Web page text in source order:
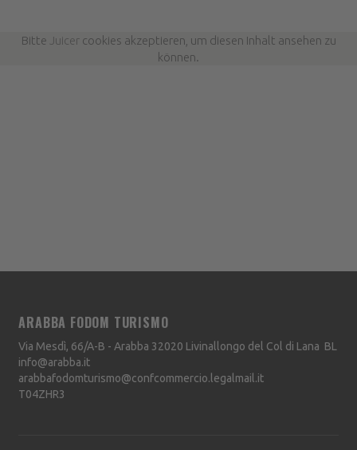
Bitte Juicercookies akzeptieren, um diesen Inhalt ansehen zu
können.
ARABBA FODOM TURISMO
Via Mesdì, 66/A-B - Arabba 32020 Livinallongo del Col di Lana BL
info@arabba.it
arabbafodomturismo@confcommercio.legalmail.it
T04ZHR3